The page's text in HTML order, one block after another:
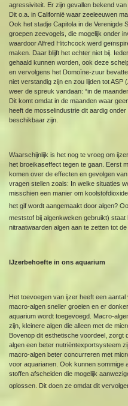
agressiviteit. Er zijn gevallen bekend
Dit o.a. in Californië waar zeeleeuwen
Ook het stadje Capitola in de Verenigde
groepen zeevogels, die mogelijk onder
waardoor Alfred Hitchcock werd
maken. Daar blijft het echter niet bij.
gehaald kunnen worden, ook deze
en vervolgens het Domoïne-zuur
niet verstandig zijn en zou lijden tot ASP
weer de spreuk vandaan: “in de
Dit komt omdat in de maanden waar
heeft de mosselindustrie dit aardig
beschikbaar zijn.
Waarschijnlijk is het nog te vroeg om
het broeikaseffect tegen te gaan. Eerst
komen over de effecten en gevolgen
vragen stellen zoals: In welke situaties
misschien een manier om
het gif wordt aangemaakt door algen?
meststof bij algenkweken gebruikt)
nitraatwaarden algen aan te zetten tot
IJzerbehoefte in ons aquarium
Het toevoegen van ijzer heeft een
macro-algen sneller groeien en er
aquarium wordt toegevoegd. Macro-
zijn, kleinere algen die alleen met de
Bovenop dit esthetische voordeel, zorgt
algen een beter nutriëntexportsysteem
macro-algen beter concurreren met
voor aquarianen. Ook kunnen sommige
stoffen afscheiden die mogelijk
oplossen. Dit doen ze omdat dit